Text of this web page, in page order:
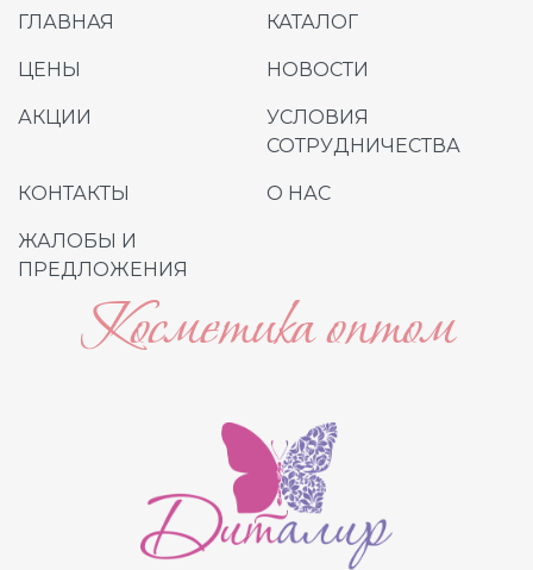
ГЛАВНАЯ КАТАЛОГ
ЦЕНЫ НОВОСТИ
АКЦИИ
УСЛОВИЯ
СОТРУДНИЧЕСТВА
ЖАЛОБЫ И
ПРЕДЛОЖЕНИЯ
КОНТАКТЫ О НАС
Косметика оптом